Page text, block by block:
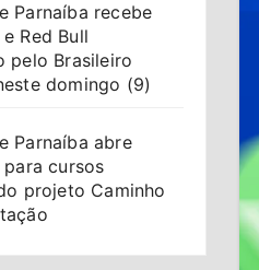
Parnaíba recebe
Red Bull
pelo Brasileiro
domingo (9)
Parnaíba abre
cursos
projeto Caminho